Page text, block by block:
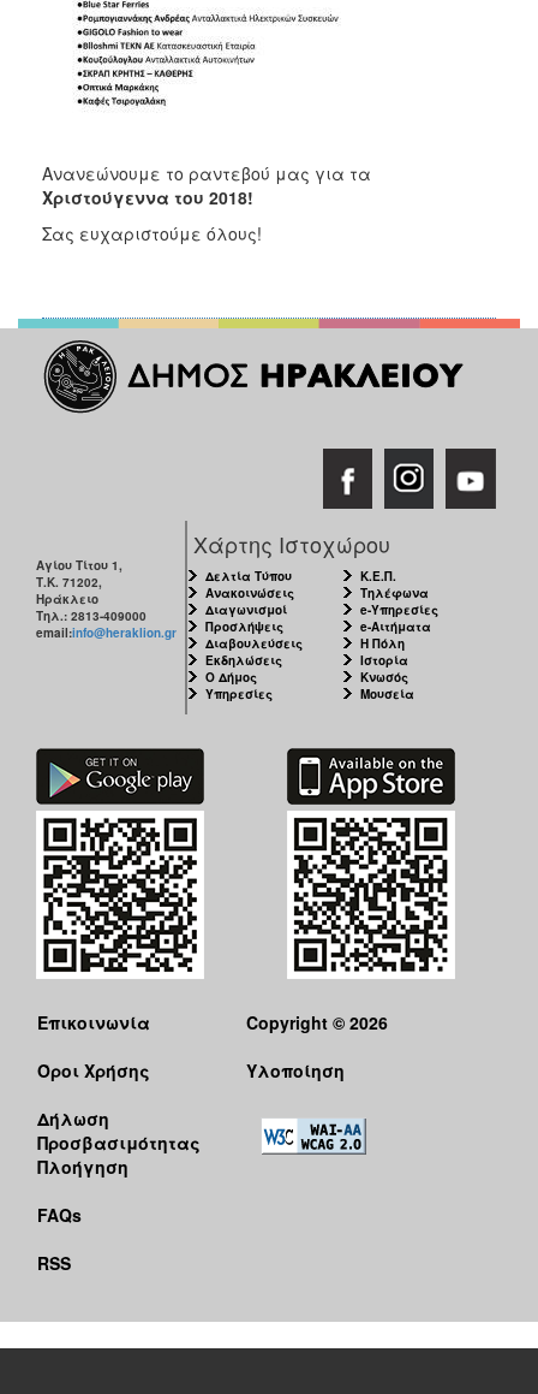
Ανανεώνουμε το ραντεβού μας για τα
Χριστούγεννα του 2018!
Σας ευχαριστούμε όλους!
Αγίου Τίτου 1,
Τ.Κ. 71202,
Ηράκλειο
Τηλ.: 2813-409000
email:info@heraklion.gr
Χάρτης Ιστοχώρου
Δελτία Τύπου
Ανακοινώσεις
Διαγωνισμοί
Προσλήψεις
Διαβουλεύσεις
Εκδηλώσεις
Ο Δήμος
Υπηρεσίες
Κ.Ε.Π.
Τηλέφωνα
e-Υπηρεσίες
e-Αιτήματα
Η Πόλη
Ιστορία
Κνωσός
Μουσεία
Επικοινωνία
Όροι Χρήσης
Δήλωση
Προσβασιμότητας
Πλοήγηση
FAQs
RSS
Copyright © 2026
Υλοποίηση